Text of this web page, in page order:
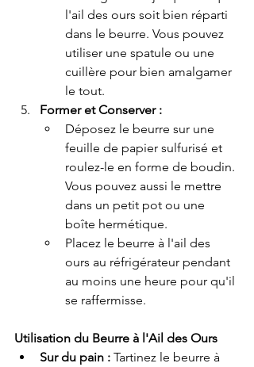
l'ail des ours soit bien réparti
dans le beurre. Vous pouvez
utiliser une spatule ou une
cuillère pour bien amalgamer
le tout.
Former et Conserver :
Déposez le beurre sur une
feuille de papier sulfurisé et
roulez-le en forme de boudin.
Vous pouvez aussi le mettre
dans un petit pot ou une
boîte hermétique.
Placez le beurre à l'ail des
ours au réfrigérateur pendant
au moins une heure pour qu'il
se raffermisse.
Utilisation du Beurre à l'Ail des Ours
Sur du pain : Tartinez le beurre à